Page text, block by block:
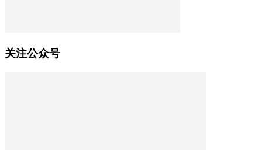
关注公众号